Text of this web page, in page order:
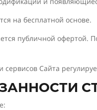
на бесплатной основе.
публичной офертой.
Сайта